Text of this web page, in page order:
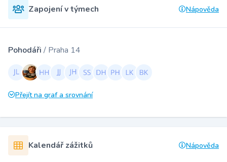
Zapojení v týmech Nápověda
Pohodáři / Praha 14
Přejít na graf a srovnání
Kalendář zážitků Nápověda